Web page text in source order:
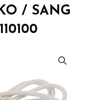
/ SANG